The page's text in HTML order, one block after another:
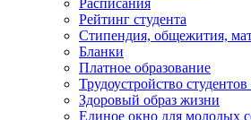
Расписания
Рейтинг студента
Стипендия, общежития,
Бланки
Платное образование
Трудоустройство
Здоровый образ жизни
Единое окно для молодых